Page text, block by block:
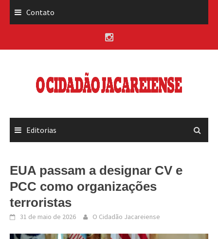
Contato
Editorias
EUA passam a designar CV e
PCC como organizações
terroristas
31 de maio de 2026 O Cidadão Jacareiense